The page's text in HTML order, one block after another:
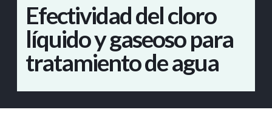
Efectividad del cloro
líquido y gaseoso para
tratamiento de agua